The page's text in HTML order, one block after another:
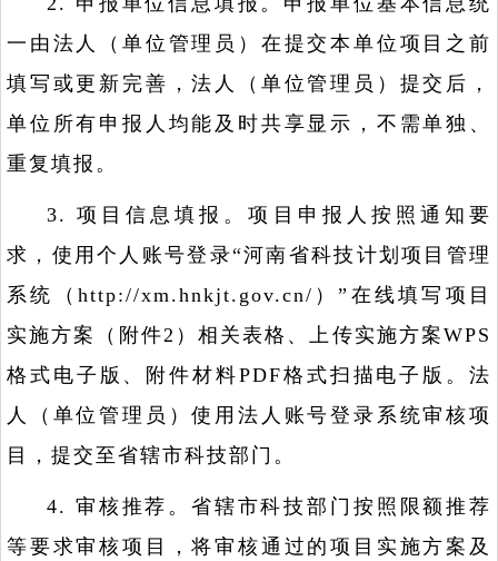
一由法人（单位管理员）在提交本单位项目之前
填写或更新完善，法人（单位管理员）提交后，
单位所有申报人均能及时共享显示，不需单独、
重复填报。
3. 项目信息填报。项目申报人按照通知要
求，使用个人账号登录“河南省科技计划项目管理
系统（http://xm.hnkjt.gov.cn/）”在线填写项目
实施方案（附件2）相关表格、上传实施方案WPS
格式电子版、附件材料PDF格式扫描电子版。法
人（单位管理员）使用法人账号登录系统审核项
目，提交至省辖市科技部门。
4. 审核推荐。省辖市科技部门按照限额推荐
等要求审核项目，将审核通过的项目实施方案及